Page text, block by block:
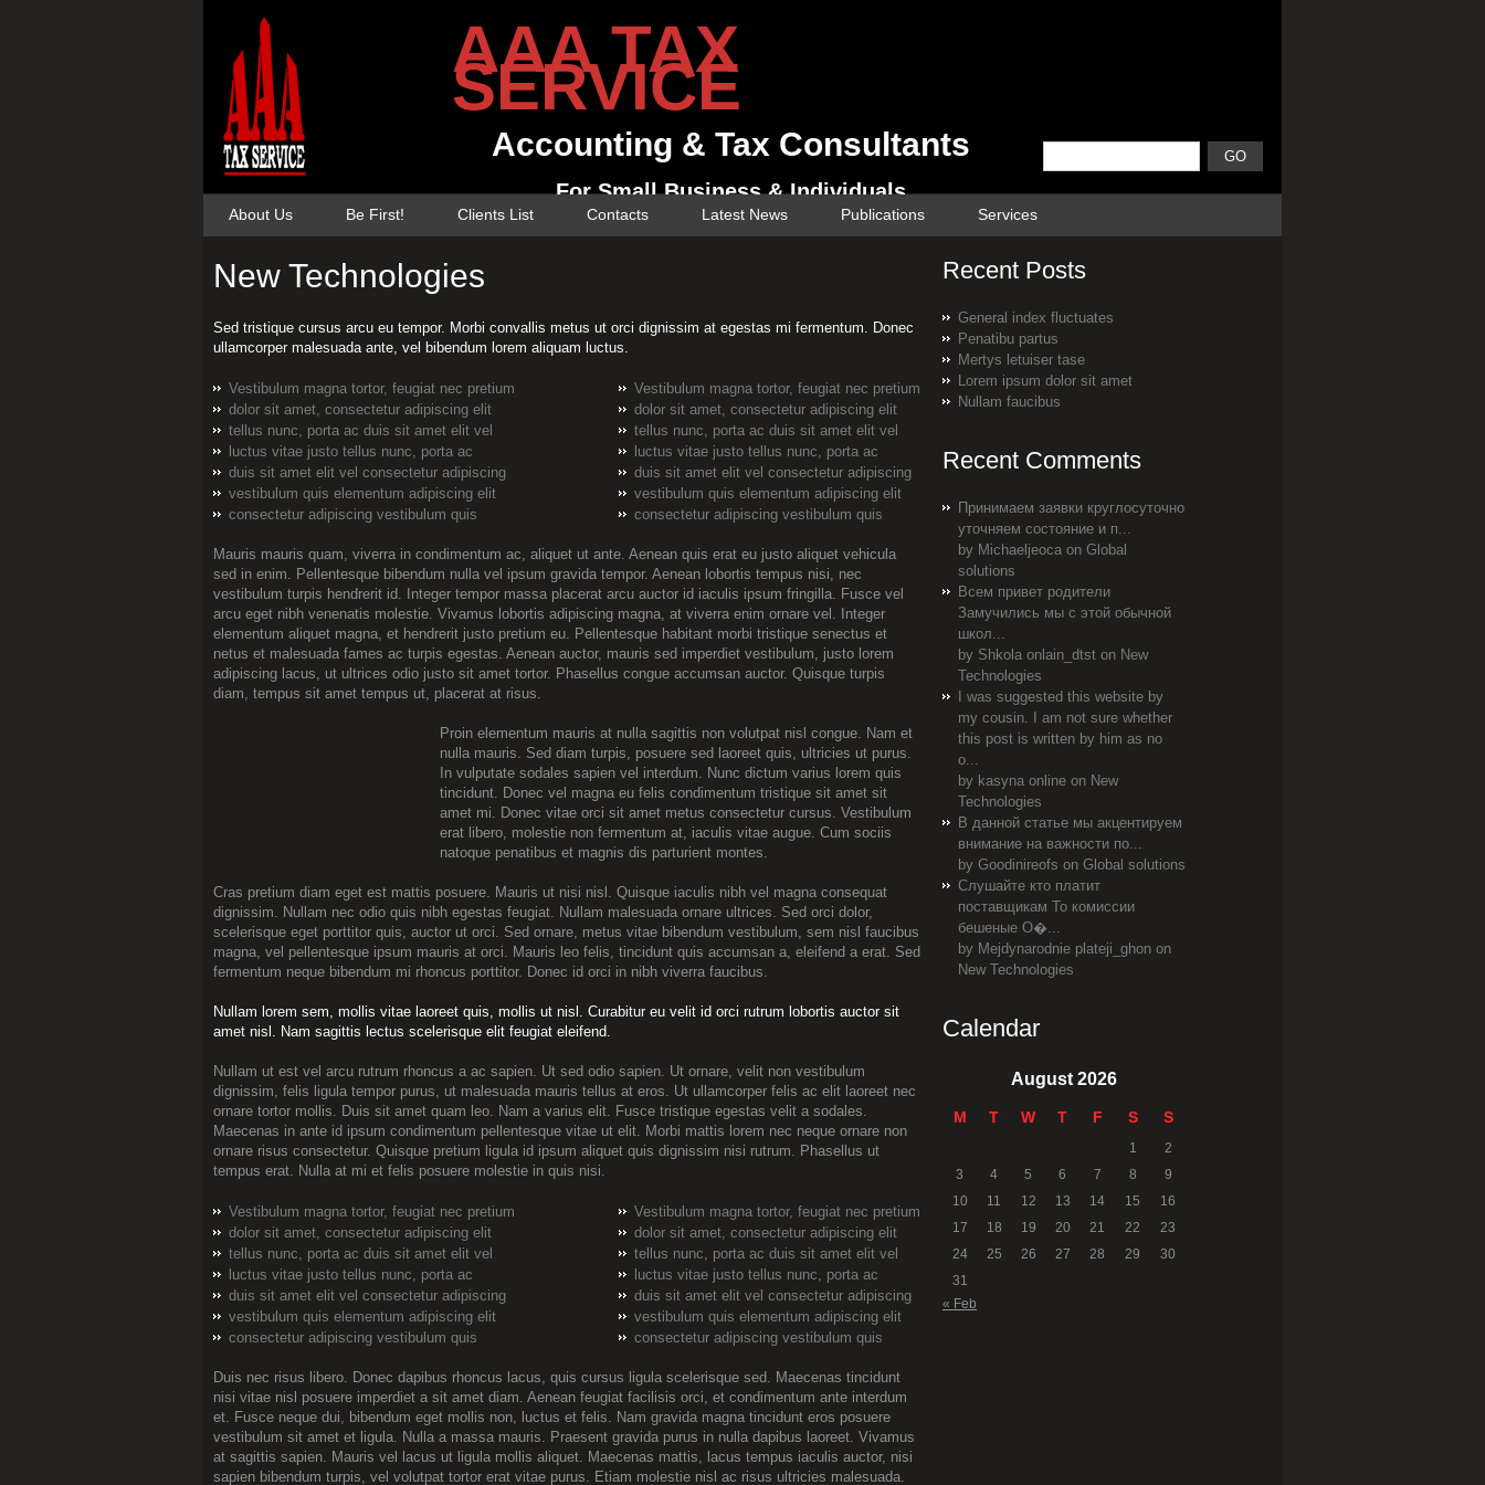
AAA TAX
SERVICE
Accounting & Tax Consultants
For Small Business & Individuals
About Us Be First! Clients List Contacts Latest News Publications Services
New Technologies
Sed tristique cursus arcu eu tempor. Morbi convallis metus ut orci dignissim at egestas mi fermentum. Donec
ullamcorper malesuada ante, vel bibendum lorem aliquam luctus.
Vestibulum magna tortor, feugiat nec pretium
dolor sit amet, consectetur adipiscing elit
tellus nunc, porta ac duis sit amet elit vel
luctus vitae justo tellus nunc, porta ac
duis sit amet elit vel consectetur adipiscing
vestibulum quis elementum adipiscing elit
consectetur adipiscing vestibulum quis
Vestibulum magna tortor, feugiat nec pretium
dolor sit amet, consectetur adipiscing elit
tellus nunc, porta ac duis sit amet elit vel
luctus vitae justo tellus nunc, porta ac
duis sit amet elit vel consectetur adipiscing
vestibulum quis elementum adipiscing elit
consectetur adipiscing vestibulum quis
Mauris mauris quam, viverra in condimentum ac, aliquet ut ante. Aenean quis erat eu justo aliquet vehicula
sed in enim. Pellentesque bibendum nulla vel ipsum gravida tempor. Aenean lobortis tempus nisi, nec
vestibulum turpis hendrerit id. Integer tempor massa placerat arcu auctor id iaculis ipsum fringilla. Fusce vel
arcu eget nibh venenatis molestie. Vivamus lobortis adipiscing magna, at viverra enim ornare vel. Integer
elementum aliquet magna, et hendrerit justo pretium eu. Pellentesque habitant morbi tristique senectus et
netus et malesuada fames ac turpis egestas. Aenean auctor, mauris sed imperdiet vestibulum, justo lorem
adipiscing lacus, ut ultrices odio justo sit amet tortor. Phasellus congue accumsan auctor. Quisque turpis
diam, tempus sit amet tempus ut, placerat at risus.
Proin elementum mauris at nulla sagittis non volutpat nisl congue. Nam et
nulla mauris. Sed diam turpis, posuere sed laoreet quis, ultricies ut purus.
In vulputate sodales sapien vel interdum. Nunc dictum varius lorem quis
tincidunt. Donec vel magna eu felis condimentum tristique sit amet sit
amet mi. Donec vitae orci sit amet metus consectetur cursus. Vestibulum
erat libero, molestie non fermentum at, iaculis vitae augue. Cum sociis
natoque penatibus et magnis dis parturient montes.
Cras pretium diam eget est mattis posuere. Mauris ut nisi nisl. Quisque iaculis nibh vel magna consequat
dignissim. Nullam nec odio quis nibh egestas feugiat. Nullam malesuada ornare ultrices. Sed orci dolor,
scelerisque eget porttitor quis, auctor ut orci. Sed ornare, metus vitae bibendum vestibulum, sem nisl faucibus
magna, vel pellentesque ipsum mauris at orci. Mauris leo felis, tincidunt quis accumsan a, eleifend a erat. Sed
fermentum neque bibendum mi rhoncus porttitor. Donec id orci in nibh viverra faucibus.
Nullam lorem sem, mollis vitae laoreet quis, mollis ut nisl. Curabitur eu velit id orci rutrum lobortis auctor sit
amet nisl. Nam sagittis lectus scelerisque elit feugiat eleifend.
Nullam ut est vel arcu rutrum rhoncus a ac sapien. Ut sed odio sapien. Ut ornare, velit non vestibulum
dignissim, felis ligula tempor purus, ut malesuada mauris tellus at eros. Ut ullamcorper felis ac elit laoreet nec
ornare tortor mollis. Duis sit amet quam leo. Nam a varius elit. Fusce tristique egestas velit a sodales.
Maecenas in ante id ipsum condimentum pellentesque vitae ut elit. Morbi mattis lorem nec neque ornare non
ornare risus consectetur. Quisque pretium ligula id ipsum aliquet quis dignissim nisi rutrum. Phasellus ut
tempus erat. Nulla at mi et felis posuere molestie in quis nisi.
Vestibulum magna tortor, feugiat nec pretium
dolor sit amet, consectetur adipiscing elit
tellus nunc, porta ac duis sit amet elit vel
luctus vitae justo tellus nunc, porta ac
duis sit amet elit vel consectetur adipiscing
vestibulum quis elementum adipiscing elit
consectetur adipiscing vestibulum quis
Vestibulum magna tortor, feugiat nec pretium
dolor sit amet, consectetur adipiscing elit
tellus nunc, porta ac duis sit amet elit vel
luctus vitae justo tellus nunc, porta ac
duis sit amet elit vel consectetur adipiscing
vestibulum quis elementum adipiscing elit
consectetur adipiscing vestibulum quis
Duis nec risus libero. Donec dapibus rhoncus lacus, quis cursus ligula scelerisque sed. Maecenas tincidunt
nisi vitae nisl posuere imperdiet a sit amet diam. Aenean feugiat facilisis orci, et condimentum ante interdum
et. Fusce neque dui, bibendum eget mollis non, luctus et felis. Nam gravida magna tincidunt eros posuere
vestibulum sit amet et ligula. Nulla a massa mauris. Praesent gravida purus in nulla dapibus laoreet. Vivamus
at sagittis sapien. Mauris vel lacus ut ligula mollis aliquet. Maecenas mattis, lacus tempus iaculis auctor, nisi
sapien bibendum turpis, vel volutpat tortor erat vitae purus. Etiam molestie nisl ac risus ultricies malesuada.
Recent Posts
General index fluctuates
Penatibu partus
Mertys letuiser tase
Lorem ipsum dolor sit amet
Nullam faucibus
Recent Comments
Принимаем заявки круглосуточно
уточняем состояние и п...
by Michaeljeoca on Global
solutions
Всем привет родители
Замучились мы с этой обычной
школ...
by Shkola onlain_dtst on New
Technologies
I was suggested this website by
my cousin. I am not sure whether
this post is written by him as no
o...
by kasyna online on New
Technologies
В данной статье мы акцентируем
внимание на важности по...
by Goodinireofs on Global solutions
Слушайте кто платит
поставщикам То комиссии
бешеные О�...
by Mejdynarodnie plateji_ghon on
New Technologies
Calendar
August 2026
M T W T F S S
1
2
3
4 5 6 7 8
9
10
11 12 13 14 15
16
17
18 19 20 21 22
23
24
25 26 27 28 29
30
31
« Feb